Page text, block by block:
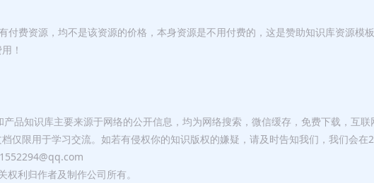
付费资源，均不是该资源的价格，本身资源是不用付费的，这是赞助知识库资源模
！
品知识库主要来源于网络的公开信息，均为网络搜索，微信缓存，免费下载，互联
仅限用于学习交流。如若有侵权你的知识版权的嫌疑，请及时告知我们，我们会在
利归作者及制作公司所有。